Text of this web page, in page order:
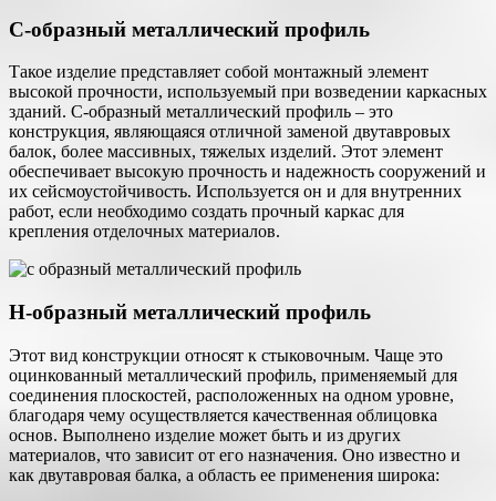
С-образный металлический профиль
Такое изделие представляет собой монтажный элемент
высокой прочности, используемый при возведении каркасных
зданий. С-образный металлический профиль – это
конструкция, являющаяся отличной заменой двутавровых
балок, более массивных, тяжелых изделий. Этот элемент
обеспечивает высокую прочность и надежность сооружений и
их сейсмоустойчивость. Используется он и для внутренних
работ, если необходимо создать прочный каркас для
крепления отделочных материалов.
Н-образный металлический профиль
Этот вид конструкции относят к стыковочным. Чаще это
оцинкованный металлический профиль, применяемый для
соединения плоскостей, расположенных на одном уровне,
благодаря чему осуществляется качественная облицовка
основ. Выполнено изделие может быть и из других
материалов, что зависит от его назначения. Оно известно и
как двутавровая балка, а область ее применения широка: